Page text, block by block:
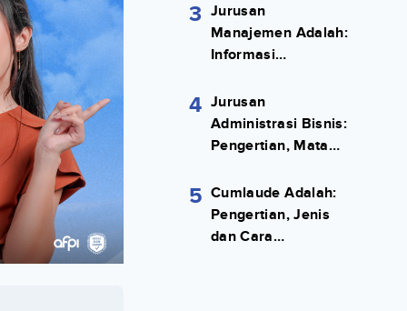
3 Jurusan
Manajemen Adalah:
Informasi
4 Jurusan
Administrasi Bisnis:
Pengertian, Mata
Kerja Lengkap
5 Cumlaude Adalah:
Pengertian, Jenis
dan Cara